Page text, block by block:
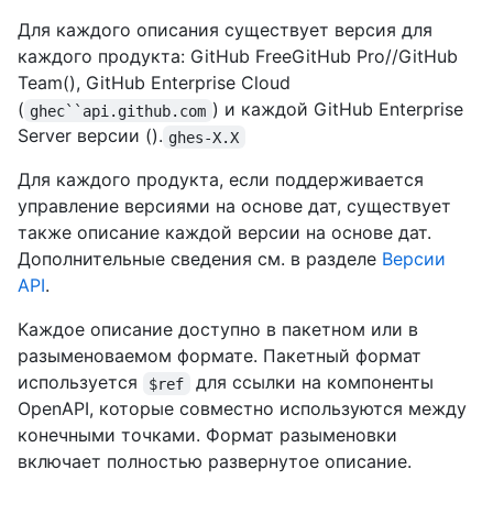
Для каждого описания существует версия для
каждого продукта: GitHub FreeGitHub Pro//GitHub
Team(), GitHub Enterprise Cloud
( ghec``api.github.com ) и каждой GitHub Enterprise
Server версии (). ghes-X.X
Для каждого продукта, если поддерживается
управление версиями на основе дат, существует
также описание каждой версии на основе дат.
Дополнительные сведения см. в разделе Версии
API.
Каждое описание доступно в пакетном или в
разыменоваемом формате. Пакетный формат
используется
$ref
для ссылки на компоненты
OpenAPI, которые совместно используются между
конечными точками. Формат разыменовки
включает полностью развернутое описание.